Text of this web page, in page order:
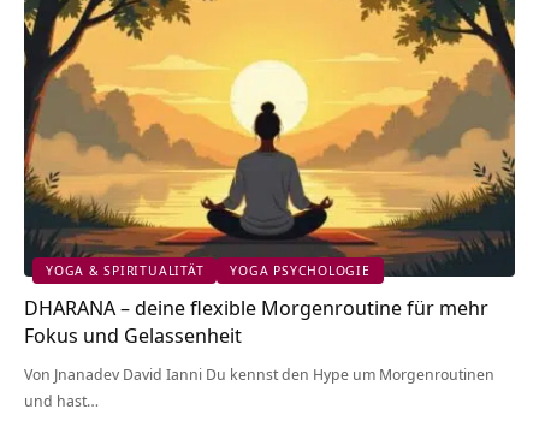
YOGA & SPIRITUALITÄT YOGA PSYCHOLOGIE
DHARANA – deine flexible Morgenroutine für mehr
Fokus und Gelassenheit
Von Jnanadev David Ianni Du kennst den Hype um Morgenroutinen
und hast…